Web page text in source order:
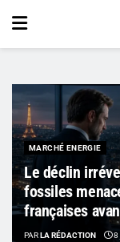
MARCHÉ ENERGIE
Le déclin
fossiles
françaises
PARLA RÉDACTION 8